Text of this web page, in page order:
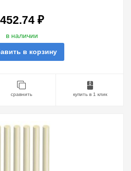
452.74 ₽
в наличии
в корзину
сравнить купить в 1 клик